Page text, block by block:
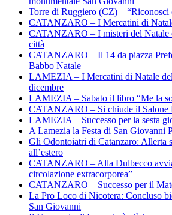
Torre di Ruggiero (CZ) – “Riconosci
CATANZARO – I Mercatini di
CATANZARO – I misteri del Natale
città
CATANZARO – Il 14 da piazza
Babbo Natale
LAMEZIA – I Mercatini di Natale
dicembre
LAMEZIA – Sabato il libro “Me la
CATANZARO – Si chiude il Salone
LAMEZIA – Successo per la sesta
A Lamezia la Festa di San Giovanni
Gli Odontoiatri di Catanzaro: Allerta
all’estero
CATANZARO – Alla Dulbecco
circolazione extracorporea”
CATANZARO – Successo per il
La Pro Loco di Nicotera: Concluso
San Giovanni